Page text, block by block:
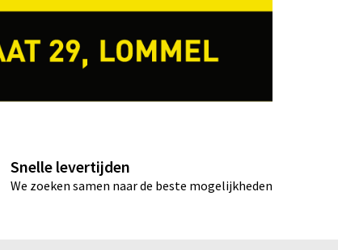
Snelle levertijden
We zoeken samen naar de beste mogelijkheden